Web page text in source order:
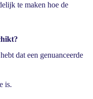
te maken hoe de
dat een genuanceerde
is.